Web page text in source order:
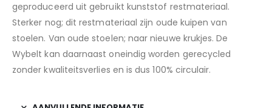
geproduceerd uit gebruikt kunststof restmateriaal.
Sterker nog; dit restmateriaal zijn oude kuipen van
stoelen. Van oude stoelen; naar nieuwe krukjes. De
Wybelt kan daarnaast oneindig worden gerecycled
zonder kwaliteitsverlies en is dus 100% circulair.